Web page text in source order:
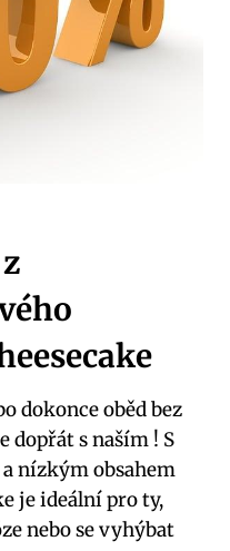
⁣dokonce‍ oběd ⁤bez⁤
dopřát s‌ naším ! S
nízkým obsahem
je ideální pro ty,
nebo se vyhýbat